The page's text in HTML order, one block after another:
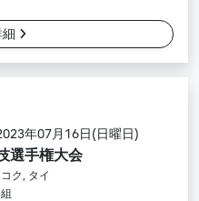
年07月16日(日曜日)
選手権大会
ク, タイ